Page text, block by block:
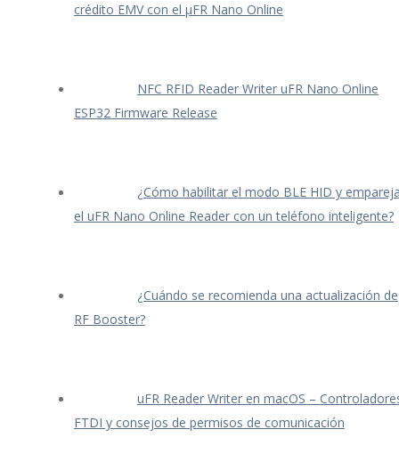
crédito EMV con el μFR Nano Online
NFC RFID Reader Writer uFR Nano Online
ESP32 Firmware Release
¿Cómo habilitar el modo BLE HID y
el uFR Nano Online Reader con un teléfono inteligente?
¿Cuándo se recomienda una actualización de
RF Booster?
uFR Reader Writer en macOS –
FTDI y consejos de permisos de comunicación